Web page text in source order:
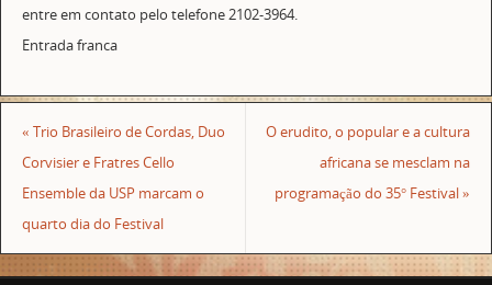
entre em contato pelo telefone 2102-3964.
Entrada franca
« Trio Brasileiro de Cordas, Duo
Corvisier e Fratres Cello
Ensemble da USP marcam o
quarto dia do Festival
O erudito, o popular e a cultura
africana se mesclam na
programação do 35° Festival»